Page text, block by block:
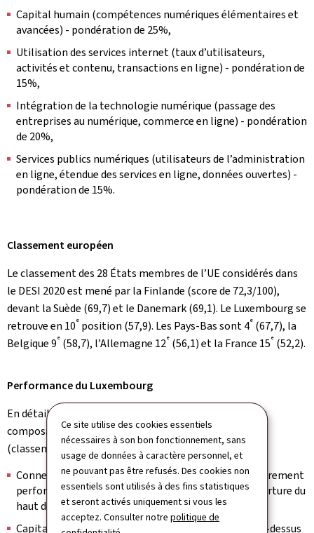
Ce site utilise des cookies essentiels
nécessaires à son bon fonctionnement, sans
usage de données à caractère personnel, et
ne pouvant pas être refusés. Des cookies non
essentiels sont utilisés à des fins statistiques
et seront activés uniquement si vous les
acceptez. Consulter notrepolitique de
Capital humain (compétences numériques élémentaires et
avancées) - pondération de 25%,
Utilisation des services internet (taux d’utilisateurs,
activités et contenu, transactions en ligne) - pondération de
15%,
Intégration de la technologie numérique (passage des
entreprises au numérique, commerce en ligne) - pondération
de 20%,
Services publics numériques (utilisateurs de l’administration
en ligne, étendue des services en ligne, données ouvertes) -
pondération de 15%.
Classement européen
Le classement des 28 États membres de l’UE considérés dans
le DESI 2020 est mené par la Finlande (score de 72,3/100),
devant la Suède (69,7) et le Danemark (69,1). Le Luxembourg se
retrouve en 10e position (57,9). Les Pays-Bas sont 4e (67,7), la
Belgique 9e (58,7), l’Allemagne 12e (56,1) et la France 15e (52,2).
Performance du Luxembourg
En détail, la performance du Luxembourg dans les cinq
composantes individuelles se présente comme suit
(classement/score):
Connectivité (3e/ 63,3): Le Luxembourg est particulièrement
performant en ce qui concerne l’adoption et la couverture du
haut débit fixe et mobile.
Capital humain (8 / 58,2): Le Luxembourg se situe au-dessus